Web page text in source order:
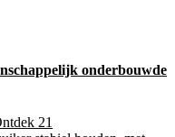
onderbouwde
21